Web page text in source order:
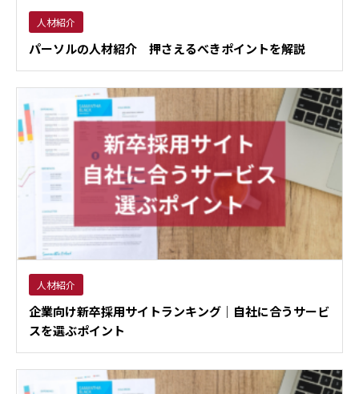
人材紹介
パーソルの人材紹介 押さえるべきポイントを解説
人材紹介
企業向け新卒採用サイトランキング｜自社に合うサービ
スを選ぶポイント